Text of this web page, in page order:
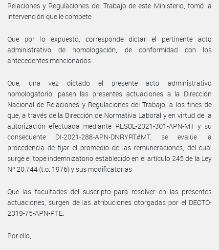
Relaciones y Regulaciones del Trabajo de este Ministerio, tomó la
intervención que le compete.
Que por lo expuesto, corresponde dictar el pertinente acto
administrativo de homologación, de conformidad con los
antecedentes mencionados.
Que, una vez dictado el presente acto administrativo
homologatorio, pasen las presentes actuaciones a la Dirección
Nacional de Relaciones y Regulaciones del Trabajo, a los fines de
que, a través de la Dirección de Normativa Laboral y en virtud de la
autorización efectuada mediante RESOL-2021-301-APN-MT y su
consecuente DI-2021-288-APN-DNRYRT#MT, se evalúe la
procedencia de fijar el promedio de las remuneraciones, del cual
surge el tope indemnizatorio establecido en el artículo 245 de la Ley
Nº 20.744 (t.o. 1976) y sus modificatorias
Que las facultades del suscripto para resolver en las presentes
actuaciones, surgen de las atribuciones otorgadas por el DECTO-
2019-75-APN-PTE.
Por ello,